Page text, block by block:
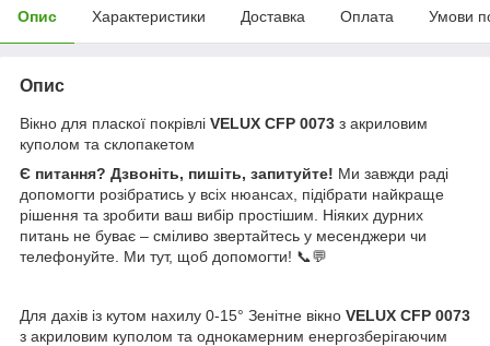
Опис Характеристики Доставка Оплата Умови
Опис
Вікно для пласкої покрівлі VELUX СFP 0073 з акриловим
куполом та склопакетом
Є питання? Дзвоніть, пишіть, запитуйте! Ми завжди раді
допомогти розібратись у всіх нюансах, підібрати найкраще
рішення та зробити ваш вибір простішим. Ніяких дурних
питань не буває – сміливо звертайтесь у месенджери чи
телефонуйте. Ми тут, щоб допомогти! 📞💬
Для дахів із кутом нахилу 0-15° Зенітне вікно VELUX СFP 0073
з акриловим куполом та однокамерним енергозберігаючим